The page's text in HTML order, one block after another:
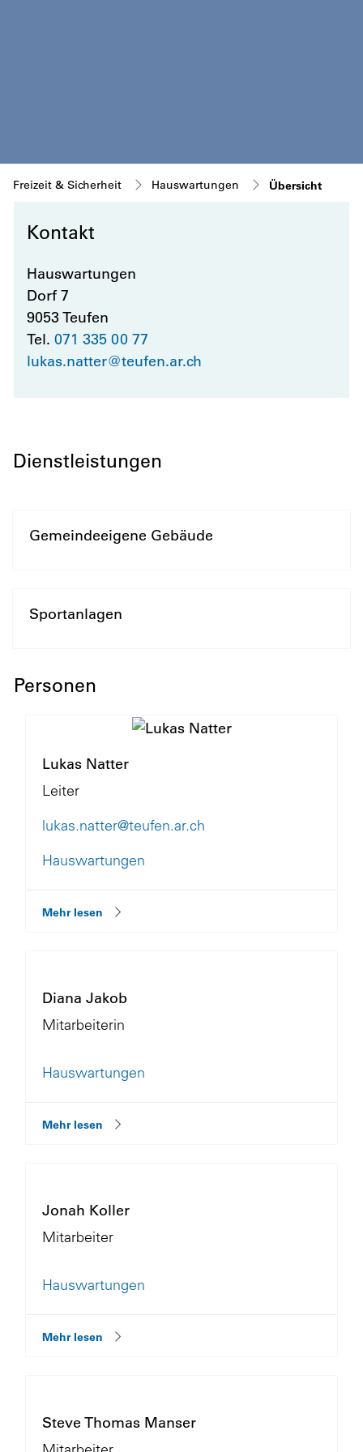
Freizeit & Sicherheit Hauswartungen Übersicht
Kontakt
Hauswartungen
Dorf 7
9053 Teufen
Tel. 071 335 00 77
lukas.natter@teufen.ar.ch
Dienstleistungen
Gemeindeeigene Gebäude
Sportanlagen
Personen
Lukas Natter
Leiter
lukas.natter@teufen.ar.ch
Hauswartungen
Mehr lesen
Diana Jakob
Mitarbeiterin
Hauswartungen
Mehr lesen
Jonah Koller
Mitarbeiter
Hauswartungen
Mehr lesen
Steve Thomas Manser
Zugehörige Objekte